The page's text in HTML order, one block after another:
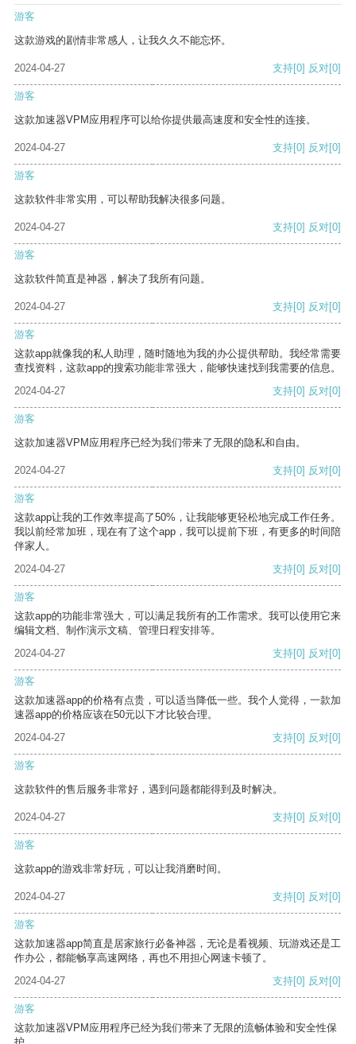
游客
这款游戏的剧情非常感人，让我久久不能忘怀。
2024-04-27 支持[0] 反对[0]
游客
这款加速器VPM应用程序可以给你提供最高速度和安全性的连接。
2024-04-27 支持[0] 反对[0]
游客
这款软件非常实用，可以帮助我解决很多问题。
2024-04-27 支持[0] 反对[0]
游客
这款软件简直是神器，解决了我所有问题。
2024-04-27 支持[0] 反对[0]
游客
这款app就像我的私人助理，随时随地为我的办公提供帮助。我经常需要
查找资料，这款app的搜索功能非常强大，能够快速找到我需要的信息。
2024-04-27
支持[0] 反对[0]
游客
这款加速器VPM应用程序已经为我们带来了无限的隐私和自由。
2024-04-27 支持[0] 反对[0]
游客
这款app让我的工作效率提高了50%，让我能够更轻松地完成工作任务。
我以前经常加班，现在有了这个app，我可以提前下班，有更多的时间陪
伴家人。
2024-04-27
支持[0] 反对[0]
游客
这款app的功能非常强大，可以满足我所有的工作需求。我可以使用它来
编辑文档、制作演示文稿、管理日程安排等。
2024-04-27
支持[0] 反对[0]
游客
这款加速器app的价格有点贵，可以适当降低一些。我个人觉得，一款加
速器app的价格应该在50元以下才比较合理。
2024-04-27
支持[0] 反对[0]
游客
这款软件的售后服务非常好，遇到问题都能得到及时解决。
2024-04-27 支持[0] 反对[0]
游客
这款app的游戏非常好玩，可以让我消磨时间。
2024-04-27 支持[0] 反对[0]
游客
这款加速器app简直是居家旅行必备神器，无论是看视频、玩游戏还是工
作办公，都能畅享高速网络，再也不用担心网速卡顿了。
2024-04-27
支持[0] 反对[0]
游客
这款加速器VPM应用程序已经为我们带来了无限的流畅体验和安全性保